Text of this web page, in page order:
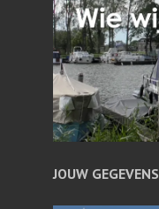
JOUW GEGEVENS